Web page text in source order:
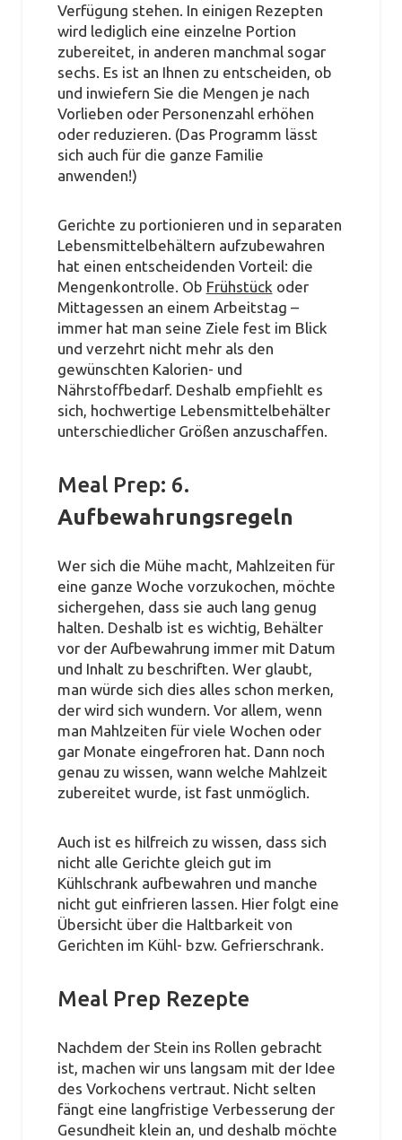
Verfügung stehen. In einigen Rezepten
wird lediglich eine einzelne Portion
zubereitet, in anderen manchmal sogar
sechs. Es ist an Ihnen zu entscheiden, ob
und inwiefern Sie die Mengen je nach
Vorlieben oder Personenzahl erhöhen
oder reduzieren. (Das Programm lässt
sich auch für die ganze Familie
anwenden!)
Gerichte zu portionieren und in separaten
Lebensmittelbehältern aufzubewahren
hat einen entscheidenden Vorteil: die
Mengenkontrolle. Ob Frühstück oder
Mittagessen an einem Arbeitstag –
immer hat man seine Ziele fest im Blick
und verzehrt nicht mehr als den
gewünschten Kalorien- und
Nährstoffbedarf. Deshalb empfiehlt es
sich, hochwertige Lebensmittelbehälter
unterschiedlicher Größen anzuschaffen.
Meal Prep: 6.
Aufbewahrungsregeln
Wer sich die Mühe macht, Mahlzeiten für
eine ganze Woche vorzukochen, möchte
sichergehen, dass sie auch lang genug
halten. Deshalb ist es wichtig, Behälter
vor der Aufbewahrung immer mit Datum
und Inhalt zu beschriften. Wer glaubt,
man würde sich dies alles schon merken,
der wird sich wundern. Vor allem, wenn
man Mahlzeiten für viele Wochen oder
gar Monate eingefroren hat. Dann noch
genau zu wissen, wann welche Mahlzeit
zubereitet wurde, ist fast unmöglich.
Auch ist es hilfreich zu wissen, dass sich
nicht alle Gerichte gleich gut im
Kühlschrank aufbewahren und manche
nicht gut einfrieren lassen. Hier folgt eine
Übersicht über die Haltbarkeit von
Gerichten im Kühl- bzw. Gefrierschrank.
Meal Prep Rezepte
Nachdem der Stein ins Rollen gebracht
ist, machen wir uns langsam mit der Idee
des Vorkochens vertraut. Nicht selten
fängt eine langfristige Verbesserung der
Gesundheit klein an, und deshalb möchte